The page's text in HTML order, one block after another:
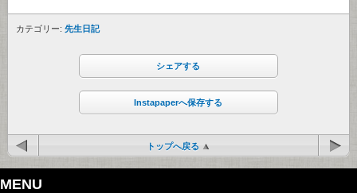
カテゴリー: 先生日記
シェアする
Instapaperへ保存する
トップへ戻る
MENU